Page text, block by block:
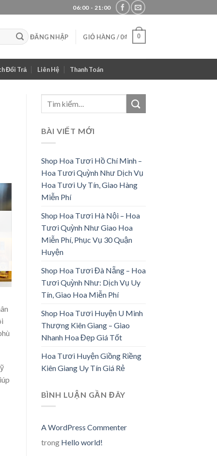
06:00 - 21:00
ĐĂNG NHẬP GIỎ HÀNG /0₫ 0
Đổi Trả Liên Hệ Thanh Toán
BÀI VIẾT MỚI
Shop Hoa Tươi Hồ Chí Minh –
Hoa Tươi Quỳnh Như Dịch Vụ
Hoa Tươi Uy Tín, Giao Hàng
Miễn Phí
Shop Hoa Tươi Hà Nội – Hoa
Tươi Quỳnh Như Giao Hoa
Miễn Phí, Phục Vụ 30 Quận
Huyện
Shop Hoa Tươi Đà Nẵng – Hoa
Tươi Quỳnh Như: Dịch Vụ Uy
Tín, Giao Hoa Miễn Phí
Shop Hoa Tươi Huyện U Minh
Thượng Kiên Giang – Giao
Nhanh Hoa Đẹp Giá Tốt
Hoa Tươi Huyện Giồng Riềng
Kiên Giang Uy Tín Giá Rẻ
BÌNH LUẬN GẦN ĐÂY
A WordPress Commenter
trong Hello world!